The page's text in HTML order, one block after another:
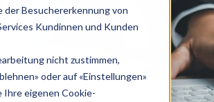
Besuchererkennung von
Kundinnen und Kunden
nicht zustimmen,
oder auf «Einstellungen»
Ihre eigenen Cookie-